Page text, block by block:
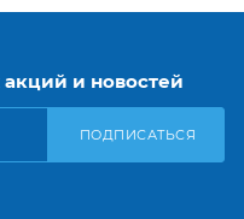
и новостей
ПОДПИСАТЬСЯ